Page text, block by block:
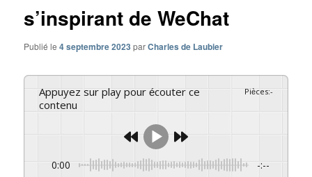
s’inspirant de WeChat
Publié le4 septembre 2023 parCharles de Laubier
Appuyez sur play pour écouter ce
contenu
Pièces:-
0:00 -:--